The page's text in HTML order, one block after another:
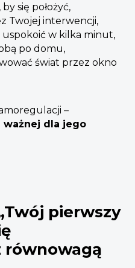
się położyć,
Twojej interwencji,
w kilka minut,
po domu,
świat przez okno
–
dla jego
pierwszy
równowagą